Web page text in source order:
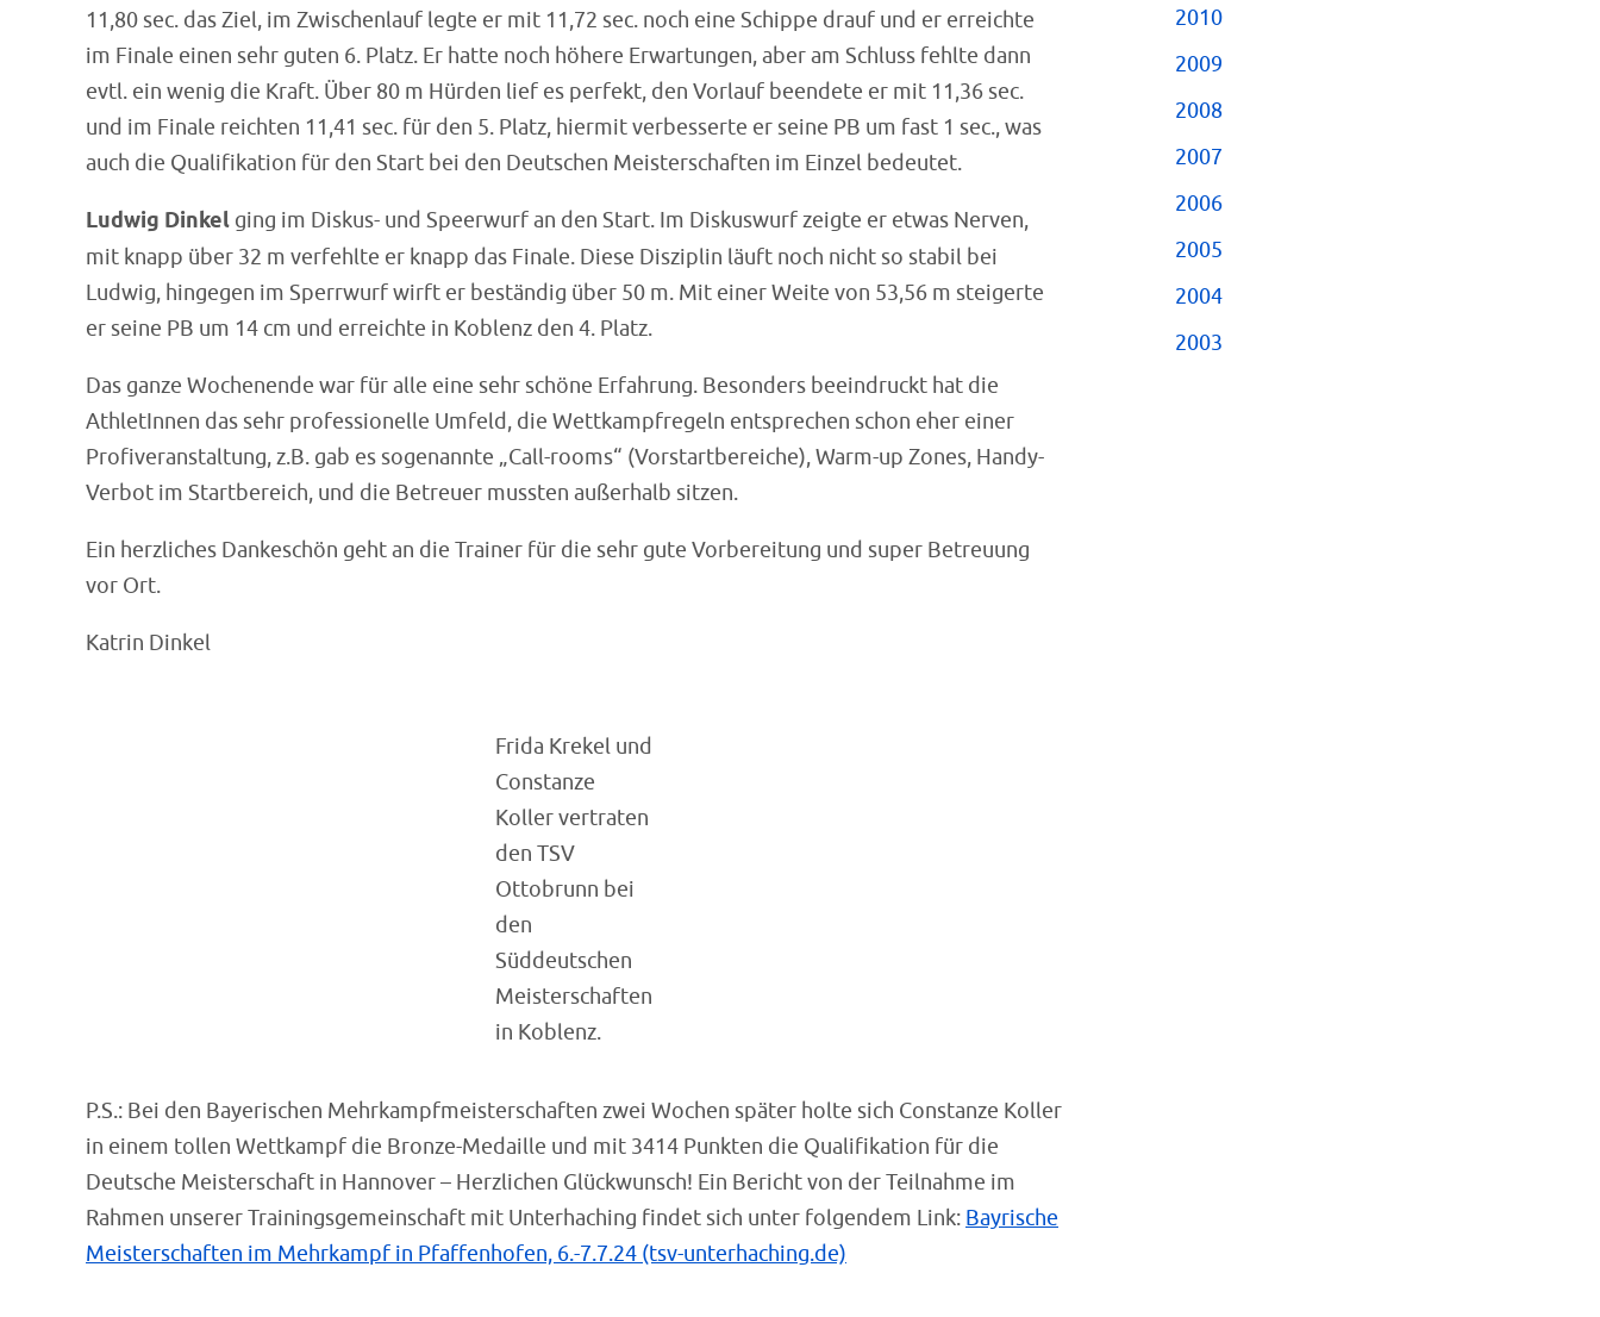
11,80 sec. das Ziel, im Zwischenlauf legte er mit 11,72 sec. noch eine Schippe drauf und er erreichte
im Finale einen sehr guten 6. Platz. Er hatte noch höhere Erwartungen, aber am Schluss fehlte dann
evtl. ein wenig die Kraft. Über 80 m Hürden lief es perfekt, den Vorlauf beendete er mit 11,36 sec.
und im Finale reichten 11,41 sec. für den 5. Platz, hiermit verbesserte er seine PB um fast 1 sec., was
auch die Qualifikation für den Start bei den Deutschen Meisterschaften im Einzel bedeutet.
Ludwig Dinkel ging im Diskus- und Speerwurf an den Start. Im Diskuswurf zeigte er etwas Nerven,
mit knapp über 32 m verfehlte er knapp das Finale. Diese Disziplin läuft noch nicht so stabil bei
Ludwig, hingegen im Sperrwurf wirft er beständig über 50 m. Mit einer Weite von 53,56 m steigerte
er seine PB um 14 cm und erreichte in Koblenz den 4. Platz.
Das ganze Wochenende war für alle eine sehr schöne Erfahrung. Besonders beeindruckt hat die
AthletInnen das sehr professionelle Umfeld, die Wettkampfregeln entsprechen schon eher einer
Profiveranstaltung, z.B. gab es sogenannte „Call-rooms“ (Vorstartbereiche), Warm-up Zones, Handy-
Verbot im Startbereich, und die Betreuer mussten außerhalb sitzen.
Ein herzliches Dankeschön geht an die Trainer für die sehr gute Vorbereitung und super Betreuung
vor Ort.
Katrin Dinkel
Frida Krekel und
Constanze
Koller vertraten
den TSV
Ottobrunn bei
den
Süddeutschen
Meisterschaften
in Koblenz.
P.S.: Bei den Bayerischen Mehrkampfmeisterschaften zwei Wochen später holte sich Constanze Koller
in einem tollen Wettkampf die Bronze-Medaille und mit 3414 Punkten die Qualifikation für die
Deutsche Meisterschaft in Hannover – Herzlichen Glückwunsch! Ein Bericht von der Teilnahme im
Rahmen unserer Trainingsgemeinschaft mit Unterhaching findet sich unter folgendem Link: Bayrische
Meisterschaften im Mehrkampf in Pfaffenhofen, 6.-7.7.24 (tsv-unterhaching.de)
2010
2009
2008
2007
2006
2005
2004
2003